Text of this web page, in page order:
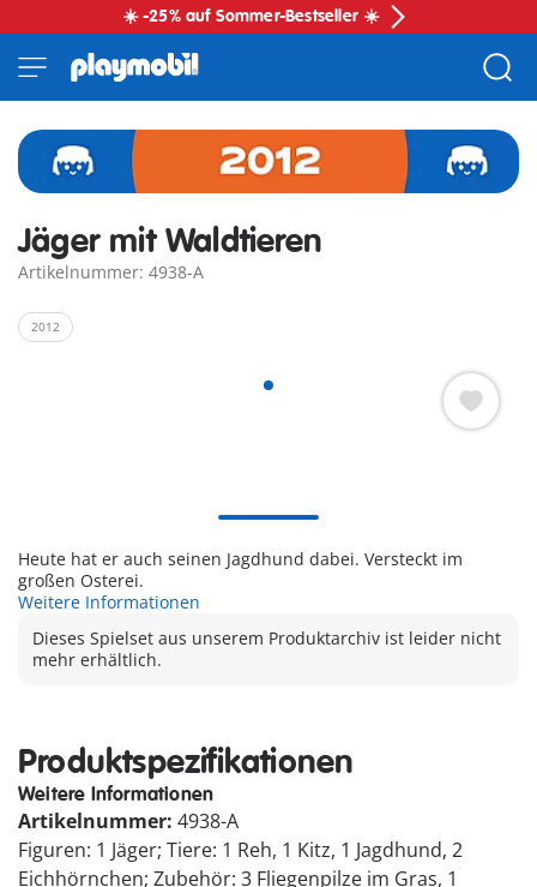
☀️ -25% auf Sommer-Bestseller ☀️
Jäger mit Waldtieren
Artikelnummer: 4938-A
2012
Heute hat er auch seinen Jagdhund dabei. Versteckt im
großen Osterei.
Weitere Informationen
Dieses Spielset aus unserem Produktarchiv ist leider nicht
mehr erhältlich.
Produktspezifikationen
Weitere Informationen
Artikelnummer: 4938-A
Figuren: 1 Jäger; Tiere: 1 Reh, 1 Kitz, 1 Jagdhund, 2
Eichhörnchen; Zubehör: 3 Fliegenpilze im Gras, 1